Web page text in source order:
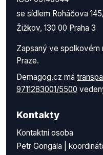
se sídlem Roháčova
Žižkov, 130 00 Praha 3
Zapsaný ve spolkovém
Praze.
Demagog.cz má
9711283001/5500
Kontakty
Kontaktní osoba
Petr Gongala |